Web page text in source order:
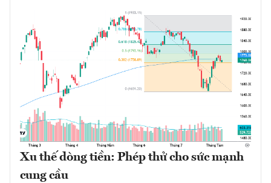
Xu thế dòng tiền: Phép thử cho sức mạnh
cung cầu